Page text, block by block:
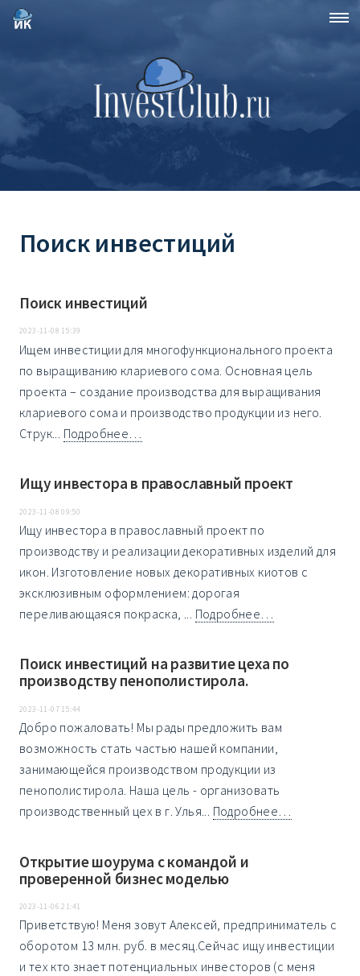
Поиск инвестиций
Поиск инвестиций
2023-11-08 15:39
Ищем инвестиции для многофункционального проекта
по выращиванию клариевого сома. Основная цель
проекта – создание производства для выращивания
клариевого сома и производство продукции из него.
Струк... Подробнее…
Ищу инвестора в православный проект
2023-11-08 09:50
Ищу инвестора в православный проект по
производству и реализации декоративных изделий для
икон. Изготовление новых декоративных киотов с
эксклюзивным оформлением: дорогая
переливающаяся покраска, ... Подробнее…
Поиск инвестиций на развитие цеха по
производству пенополистирола.
2023-11-07 15:44
Добро пожаловать! Мы рады предложить вам
возможность стать частью нашей компании,
занимающейся производством продукции из
пенополистирола. Наша цель - организовать
производственный цех в г. Улья... Подробнее…
Открытие шоурума с командой и
проверенной бизнес моделью
2023-11-06 21:41
Приветствую! Меня зовут Алексей, предприниматель с
оборотом 13 млн. руб. в месяц.Сейчас ищу инвестиции
и тех кто знает потенциальных инвесторов (с меня